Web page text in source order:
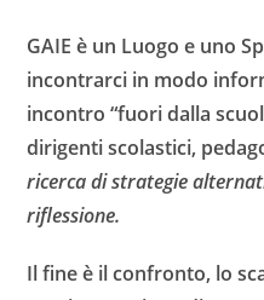
GAIE è un Luogo e uno
incontrarci in modo
incontro “fuori dalla
dirigenti scolastici,
ricerca di strategie
riflessione.
Il fine è il confronto, lo